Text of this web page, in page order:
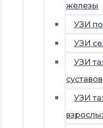
железы
УЗИ
УЗИ
УЗИ
суставов
УЗИ